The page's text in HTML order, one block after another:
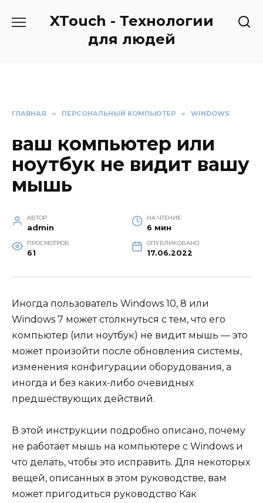
XTouch - Технологии
для людей
ГЛАВНАЯ » ПЕРСОНАЛЬНЫЙ КОМПЬЮТЕР » WINDOWS
ваш компьютер или
ноутбук не видит вашу
мышь
АВТОР
admin
НА ЧТЕНИЕ
6 мин
ПРОСМОТРОВ
61
ОПУБЛИКОВАНО
17.06.2022
Иногда пользователь Windows 10, 8 или
Windows 7 может столкнуться с тем, что его
компьютер (или ноутбук) не видит мышь — это
может произойти после обновления системы,
изменения конфигурации оборудования, а
иногда и без каких-либо очевидных
предшествующих действий.
В этой инструкции подробно описано, почему
не работает мышь на компьютере с Windows и
что делать, чтобы это исправить. Для некоторых
вещей, описанных в этом руководстве, вам
может пригодиться руководство Как